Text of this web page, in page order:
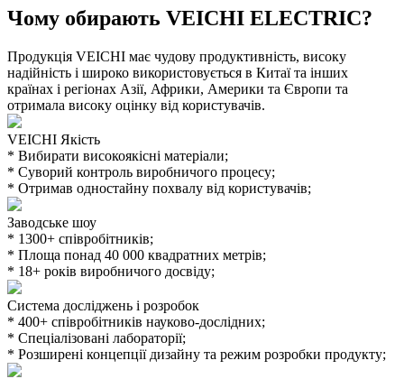
Чому обирають VEICHI ELECTRIC?
Продукція VEICHI має чудову продуктивність, високу
надійність і широко використовується в Китаї та інших
країнах і регіонах Азії, Африки, Америки та Європи та
отримала високу оцінку від користувачів.
VEICHI Якість
* Вибирати високоякісні матеріали;
* Суворий контроль виробничого процесу;
* Отримав одностайну похвалу від користувачів;
Заводське шоу
* 1300+ співробітників;
* Площа понад 40 000 квадратних метрів;
* 18+ років виробничого досвіду;
Система досліджень і розробок
* 400+ співробітників науково-дослідних;
* Спеціалізовані лабораторії;
* Розширені концепції дизайну та режим розробки продукту;